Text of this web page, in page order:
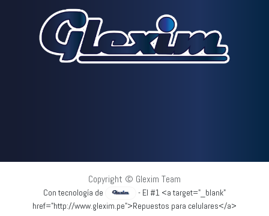
Copyright © Glexim Team
Con tecnología de
- El #1 <a target="_blank"
href="http://www.glexim.pe">Repuestos para celulares</a>